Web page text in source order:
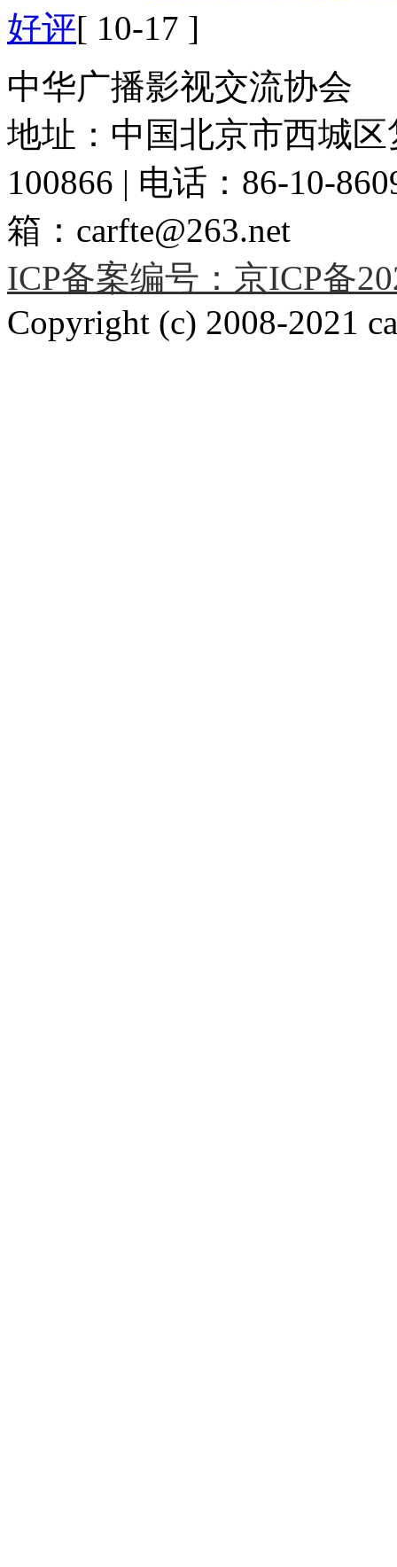
好评[ 10-17 ]
中华广播影视交流协会
地址：中国北京市西城
100866 | 电话：86-10-
箱：carfte@263.net
ICP备案编号：京ICP备
Copyright (c) 2008-2021